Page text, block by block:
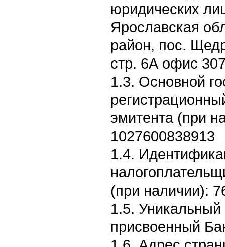
юридических
Ярославская
район, пос.
стр. 6А офис
1.3. Основной
эмитента (при
1027600838913
1.4.
(при наличии):
1.5. Уникальный
присвоенный